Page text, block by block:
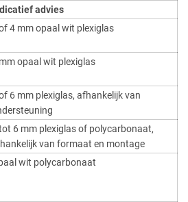
advies
4 mm opaal wit plexiglas
opaal wit plexiglas
6 mm plexiglas, afhankelijk van
6 mm plexiglas of polycarbonaat,
van formaat en montage
wit polycarbonaat